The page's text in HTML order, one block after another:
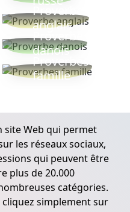
Proverbe
anglais
Proverbe
danois
Proverbes
famille
site Web qui permet
les réseaux sociaux,
qui peuvent être
plus de 20.000
catégories.
simplement sur